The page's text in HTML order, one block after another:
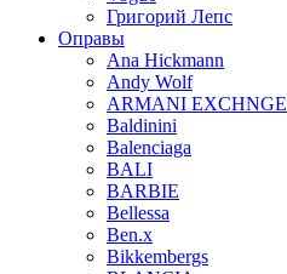
Григорий Лепс
Оправы
Ana Hickmann
Andy Wolf
ARMANI EXCHNGE
Baldinini
Balenciaga
BALI
BARBIE
Bellessa
Ben.x
Bikkembergs